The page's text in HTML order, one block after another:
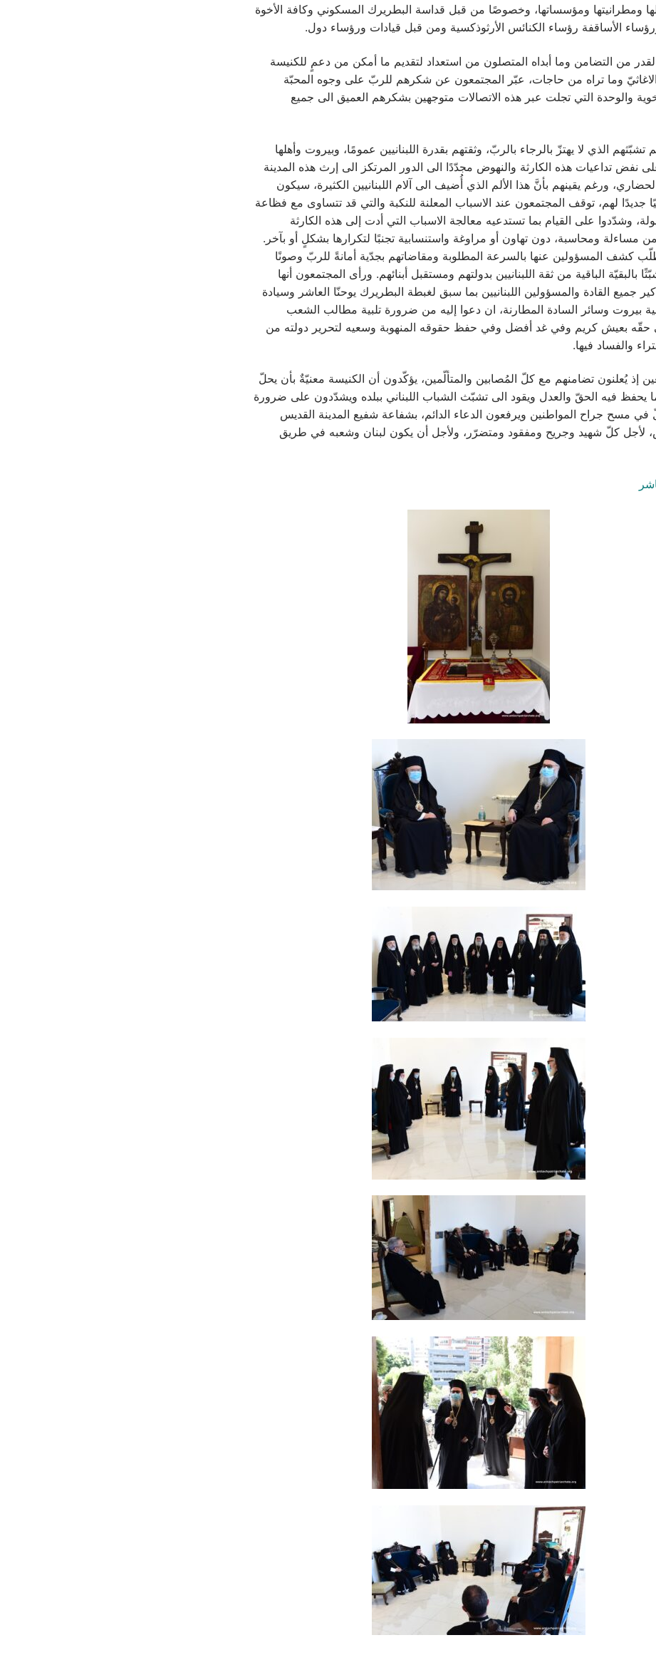
ومطرانيتها ومؤسساتها، وخصوصًا من قبل قداسة البطريرك المسكوني وكافة الأخوة
الأساقفة رؤساء الكنائس الأرثوذكسية ومن قبل قيادات ورؤساء دول.
من التضامن وما أبداه المتصلون من استعداد لتقديم ما أمكن من دعمٍ للكنيسة
وما تراه من حاجات، عبّر المجتمعون عن شكرهم للربّ على وجوه المحبّة
والوحدة التي تجلت عبر هذه الاتصالات متوجهين بشكرهم العميق الى جميع
الذي لا يهتزّ بالرجاء بالربّ، وثقتهم بقدرة اللبنانيين عمومًا، وبيروت وأهلها
نفض تداعيات هذه الكارثة والنهوض مجدّدًا الى الدور المرتكز الى إرث هذه المدينة
ورغم يقينهم بأنَّ هذا الألم الذي أُضيف الى آلام اللبنانيين الكثيرة، سيكون
جديدًا لهم، توقف المجتمعون عند الاسباب المعلنة للنكبة والتي قد تتساوى مع فظاعة
وشدّدوا على القيام بما تستدعيه معالجة الاسباب التي أدت إلى هذه الكارثة
مساءلة ومحاسبة، دون تهاون أو مراوغة واستنسابية تجنبًا لتكرارها بشكلٍ أو بآخر.
كشف المسؤولين عنها بالسرعة المطلوبة ومقاضاتهم بجدّية أمانةً للربّ وصونًا
بالبقيّة الباقية من ثقة اللبنانيين بدولتهم ومستقبل أبنائهم. ورأى المجتمعون أنها
جميع القادة والمسؤولين اللبنانيين بما سبق لغبطة البطريرك يوحنّا العاشر وسيادة
بيروت وسائر السادة المطارنة، ان دعوا إليه من ضرورة تلبية مطالب الشعب
حقّه بعيش كريم وفي غد أفضل وفي حفظ حقوقه المنهوبة وسعيه لتحرير دولته من
والفساد فيها.
إذ يُعلنون تضامنهم مع كلّ المُصابين والمتألّمين، يؤكّدون أن الكنيسة معنيّةٌ بأن يحلّ
يحفظ فيه الحقّ والعدل ويقود الى تشبّث الشباب اللبناني ببلده ويشدّدون على ضرورة
في مسح جراح المواطنين ويرفعون الدعاء الدائم، بشفاعة شفيع المدينة القديس
لأجل كلّ شهيد وجريح ومفقود ومتضرّر، ولأجل أن يكون لبنان وشعبه في طريق